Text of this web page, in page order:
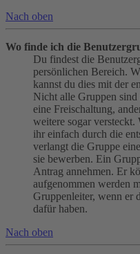
Nach oben
Wo finde ich die
Du findest die
persönlichen Bereich.
kannst du dies mit der
Nicht alle Gruppen
eine Freischaltung,
weitere sogar
ihr einfach durch die
verlangt die Gruppe
sie bewerben. Ein
Antrag annehmen. Er
aufgenommen werden
Gruppenleiter, wenn er
dafür haben.
Nach oben